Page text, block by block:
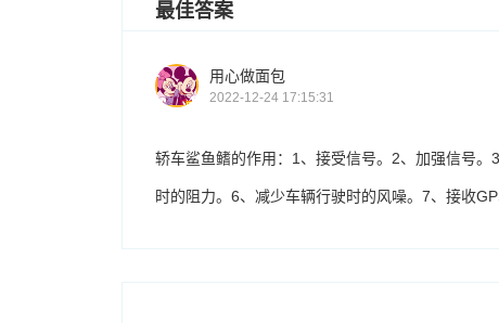
最佳答案
用心做面包
2022-12-24 17:15:31
轿车鲨鱼鳍的作用：1、接受信号。2、加强信号
时的阻力。6、减少车辆行驶时的风噪。7、接收